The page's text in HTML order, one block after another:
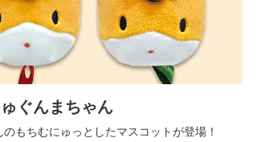
ぐんまちゃん
のもちむにゅっとしたマスコットが登場！